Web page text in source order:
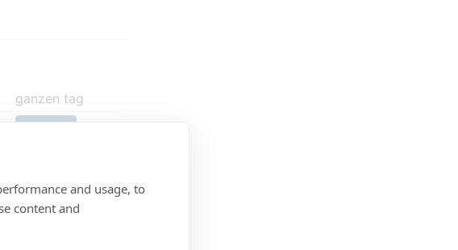
ganzen tag
and usage, to
content and